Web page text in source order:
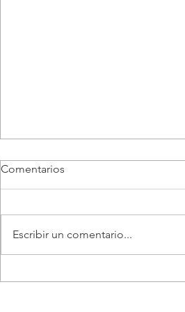
Comentarios
Escribir un comentario...